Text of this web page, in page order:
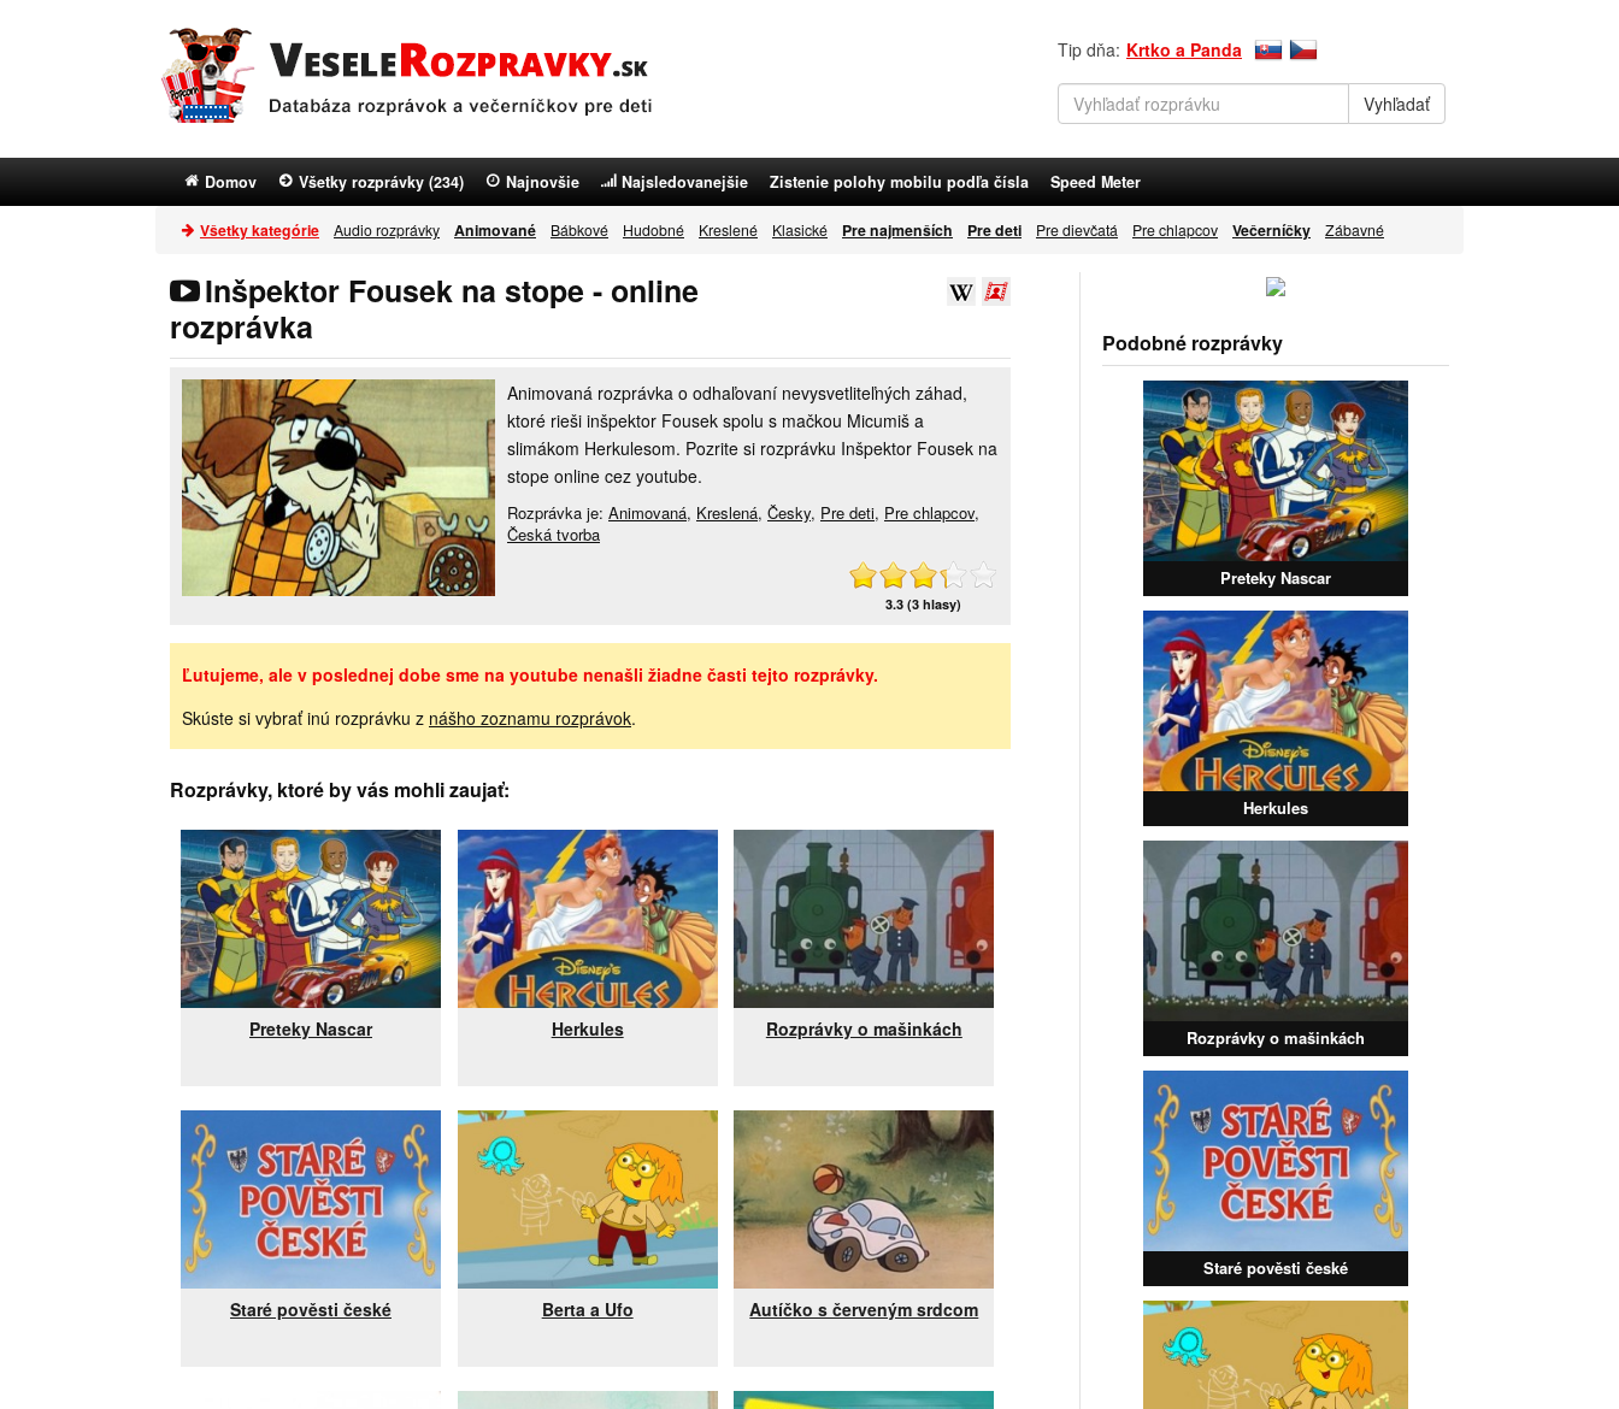
Tip dňa: Krtko a Panda
Domov Všetky rozprávky (234) Najnovšie Najsledovanejšie Zistenie polohy mobilu podľa čísla Speed Meter
Všetky kategórie Audio rozprávky Animované Bábkové Hudobné Kreslené Klasické Pre najmenších Pre deti Pre dievčatá Pre chlapcov Večerníčky Zábavné
Inšpektor Fousek na stope - online
rozprávka
Animovaná rozprávka o odhaľovaní nevysvetliteľných záhad,
ktoré rieši inšpektor Fousek spolu s mačkou Micumiš a
slimákom Herkulesom. Pozrite si rozprávku Inšpektor Fousek na
stope online cez youtube.
Rozprávka je: Animovaná, Kreslená, Česky, Pre deti, Pre chlapcov,
Česká tvorba
3.3 (3 hlasy)
Ľutujeme, ale v poslednej dobe sme na youtube nenašli žiadne časti tejto rozprávky.
Skúste si vybrať inú rozprávku z nášho zoznamu rozprávok.
Rozprávky, ktoré by vás mohli zaujať:
Preteky Nascar Herkules Rozprávky o mašinkách
Staré pověsti české Berta a Ufo Autíčko s červeným srdcom
Podobné rozprávky
Preteky Nascar
Herkules
Rozprávky o mašinkách
Staré pověsti české